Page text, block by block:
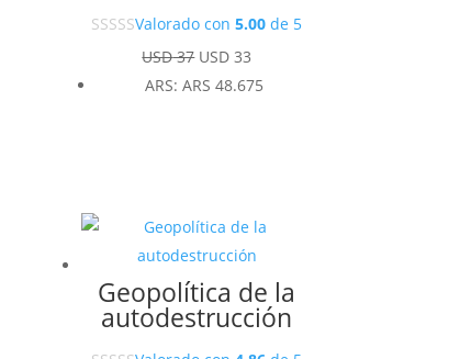
Valorado con5.00 de 5
USD37 El
precio
USD 33
precio
ARS:ARS 48.675
Geopolítica de la
autodestrucción